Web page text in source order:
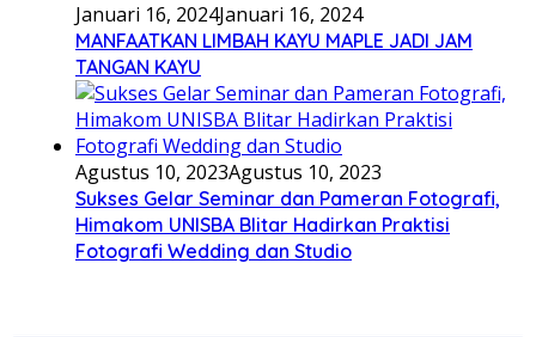
Januari 16, 2024Januari 16, 2024
MANFAATKAN LIMBAH KAYU MAPLE JADI JAM
TANGAN KAYU
Agustus 10, 2023Agustus 10, 2023
Sukses Gelar Seminar dan Pameran Fotografi,
Himakom UNISBA Blitar Hadirkan Praktisi
Fotografi Wedding dan Studio